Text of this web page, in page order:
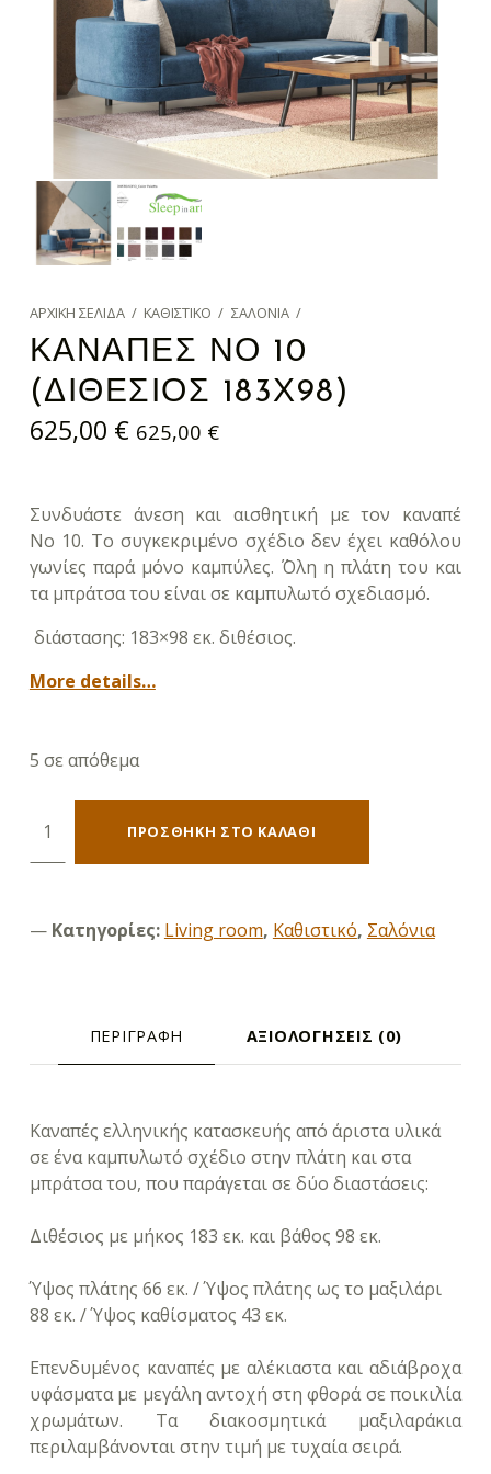
ΑΡΧΙΚΉ ΣΕΛΊΔΑ / ΚΑΘΙΣΤΙΚΌ / ΣΑΛΌΝΙΑ /
ΚΑΝΑΠΈΣ ΝΟ 10
(ΔΙΘΈΣΙΟΣ 183Χ98)
625,00 € 625,00 €
Συνδυάστε άνεση και αισθητική με τον καναπέ
Νο 10. Το συγκεκριμένο σχέδιο δεν έχει καθόλου
γωνίες παρά μόνο καμπύλες. ΄΄Όλη η πλάτη του και
τα μπράτσα του είναι σε καμπυλωτό σχεδιασμό.
διάστασης: 183×98 εκ. διθέσιος.
More details…
5 σε απόθεμα
Καναπές Νο 10 (Διθέσιος 183Χ98) ποσότητα
ΠΡΟΣΘΉΚΗ ΣΤΟ ΚΑΛΆΘΙ
Κατηγορίες: Living room, Καθιστικό, Σαλόνια
ΠΕΡΙΓΡΑΦΉ ΑΞΙΟΛΟΓΉΣΕΙΣ (0)
Καναπές ελληνικής κατασκευής από άριστα υλικά
σε ένα καμπυλωτό σχέδιο στην πλάτη και στα
μπράτσα του, που παράγεται σε δύο διαστάσεις:
Διθέσιος με μήκος 183 εκ. και βάθος 98 εκ.
Ύψος πλάτης 66 εκ. / Ύψος πλάτης ως το μαξιλάρι
88 εκ. / Ύψος καθίσματος 43 εκ.
Επενδυμένος καναπές με αλέκιαστα και αδιάβροχα
υφάσματα με μεγάλη αντοχή στη φθορά σε ποικιλία
χρωμάτων. Τα διακοσμητικά μαξιλαράκια
περιλαμβάνονται στην τιμή με τυχαία σειρά.